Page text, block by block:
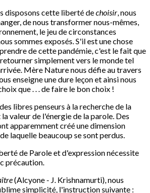
disposons cette liberté dechoisir , nous
de nous transformer nous-mêmes,
le jeu de circonstances
sommes exposés. S'il est une chose
de cette pandémie, c'est le fait que
simplement vers le monde tel
Mère Nature nous défie au travers
enseigne une dure leçon et ainsi nous
que . . . de faire le bon choix !
libres penseurs à la recherche de la
valeur de l'énergie de la parole. Des
apparemment créé une dimension
laquelle beaucoup se sont perdus.
de Parole et d'expression nécessite
précaution.
(Alcyone - J. Krishnamurti), nous
simplicité, l'instruction suivante :